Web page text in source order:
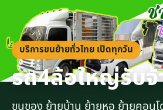
บริการขนย้ายทั่วไทย เปิดทุกวัน
รถ4ล้อใหญ่รับจ้